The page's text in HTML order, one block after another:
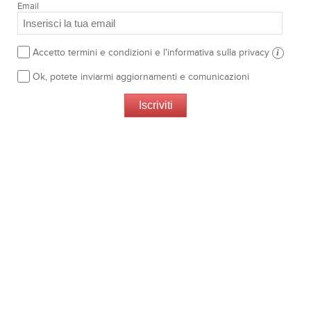
Email
Accetto termini e condizioni e l'informativa sulla privacy i
Ok, potete inviarmi aggiornamenti e comunicazioni